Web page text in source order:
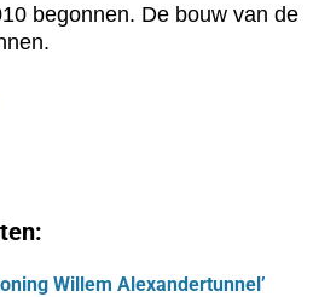
begonnen. De bouw van de
Willem Alexandertunnel’